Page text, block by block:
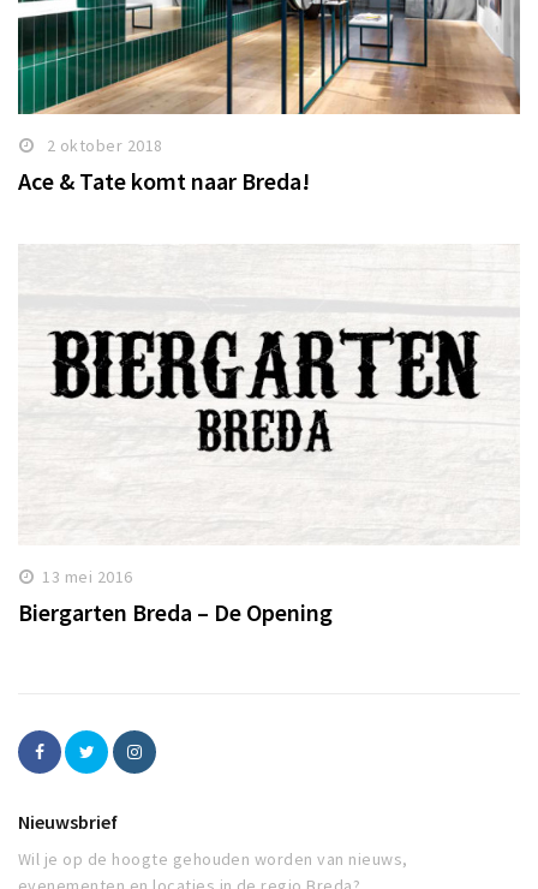
2 oktober 2018
Ace & Tate komt naar Breda!
13 mei 2016
Biergarten Breda – De Opening
Nieuwsbrief
Wil je op de hoogte gehouden worden van nieuws,